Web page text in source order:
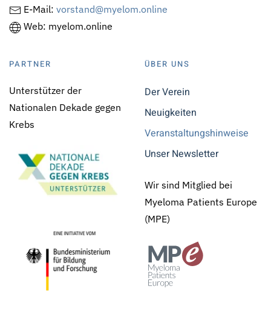
E-Mail: vorstand@myelom.online
Web: myelom.online
PARTNER
Unterstützer der
Nationalen Dekade gegen
Krebs
ÜBER UNS
Der Verein
Neuigkeiten
Veranstaltungshinweise
Unser Newsletter
Wir sind Mitglied bei
Myeloma Patients Europe
(MPE)